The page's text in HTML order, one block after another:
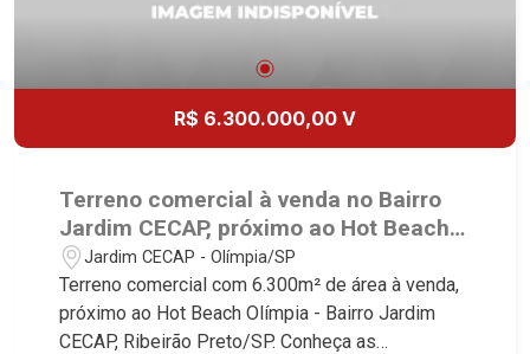
R$ 6.300.000,00 V
Terreno comercial à venda no Bairro
Jardim CECAP, próximo ao Hot Beach
Olímpia - Ribeirão Preto/SP.
Jardim CECAP - Olímpia/SP
Terreno comercial com 6.300m² de área à venda,
próximo ao Hot Beach Olímpia - Bairro Jardim
CECAP, Ribeirão Preto/SP. Conheça as